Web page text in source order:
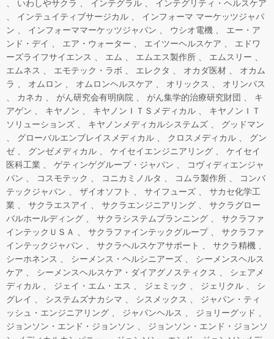
いわしやサクラ インテグラル
インテグリティ・ヘルスケア
インテュイティブサージカル
インフォーマ マーケッツジャパ
ン
インフォーママーケッツジャパン ウシオ電機
エー・ア
ンド・デイ
エア・ウォーター エイツーヘルスケア
エドワ
ーズライフサイエンス
エム エムエス製作所
エムスリー
エムネス
エモテック・ラボ エレクタ オカダ医材
オカム
ラ
オムロン オムロンヘルスケア オリックス
オリンパス
カネカ
がん研究会有明病院 がん集学的治療研究財団
キ
アゲン
キヤノン キヤノンＩＴＳメディカル
キヤノンＩＴ
ソリューションズ
キヤノンメディカルシステムズ
グッドマン
グローバルエンブレイスメディカル
クロスメディカル
グン
ゼ
グンゼメディカル ケイセイエンジニアリング
ケイセイ
医科工業
ゲティンゲグループ・ジャパン
コヴィディエンジャ
パン
コスモテック コニカミノルタ コムラ製作所
コンバ
テックジャパン
ザイオソフト サイフューズ
サカセ化学工
業
サクラエスアイ サクラエンジニアリング
サクラグロー
バルホールディング
サクラシステムプランニング
サクラファ
インテックＵＳＡ
サクラファインテックグループ
サクラファ
インテックジャパン
サクラヘルスケアサポート
サクラ精機
シーホネンス
シーメンス・ヘルシニアーズ
シーメンスヘルス
ケア
シーメンスヘルスケア・ダイアグノスティクス
シェアメ
ディカル
ジェイ・エム・エス ジェミック ジェリクル
シ
グレイ
システムズナカシマ シスメックス
ジャパン・ティ
ッシュ・エンジニアリング
ジャパンヘルス
ジョリーグッド
ジョンソン・エンド・ジョンソン
ジョンソン・エンド・ジョンソ